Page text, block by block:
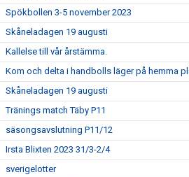
Spökbollen 3-5 november 2023
Skåneladagen 19 augusti
Kallelse till vår årstämma.
Kom och delta i handbolls läger på hemma
Skåneladagen 19 augusti
Tränings match Täby P11
säsongsavslutning P11/12
Irsta Blixten 2023 31/3-2/4
sverigelotter